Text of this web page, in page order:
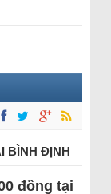
BÌNH ĐỊNH
đồng tại